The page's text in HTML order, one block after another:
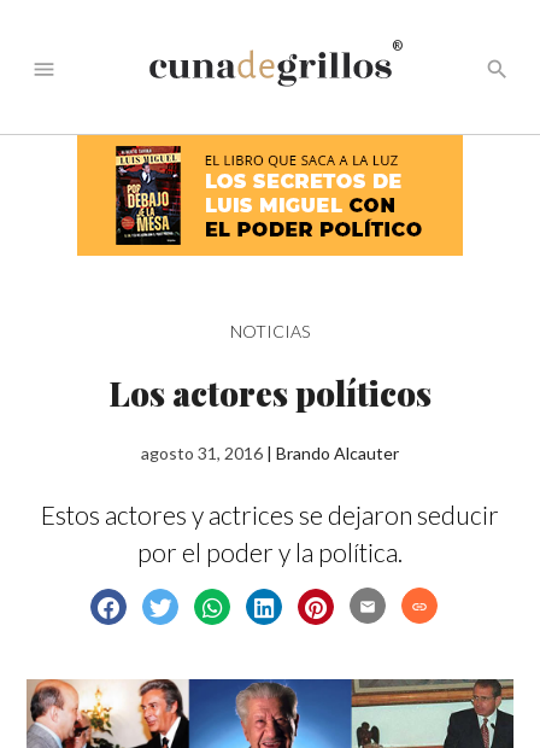
menu
®
search
NOTICIAS
Los actores políticos
agosto 31, 2016 | Brando Alcauter
Estos actores y actrices se dejaron seducir
por el poder y la política.
email link